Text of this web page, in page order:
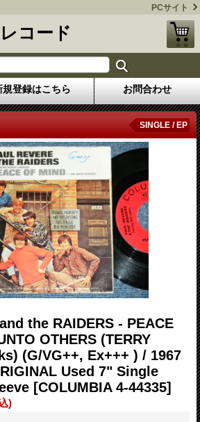
PCサイト
コード
規登録はこちら お問合わせ
SINGLE / EP
the RAIDERS - PEACE
OTHERS (TERRY
(G/VG++, Ex+++ ) / 1967
Used 7" Single
[COLUMBIA 4-44335]
)